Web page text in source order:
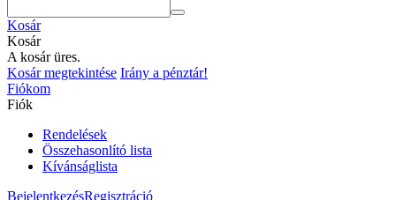
Kosár
Kosár
A kosár üres.
Kosár megtekintése Irány a pénztár!
Fiókom
Fiók
Rendelések
Összehasonlító lista
Kívánságlista
BejelentkezésRegisztráció